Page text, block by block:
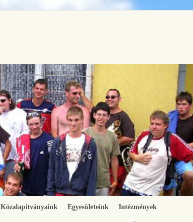
Közalapítványaink Egyesületeink Intézmények